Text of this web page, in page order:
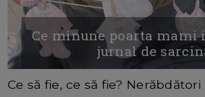
Ce minune poarta mami
jurnal de
Ce să fie, ce să fie?